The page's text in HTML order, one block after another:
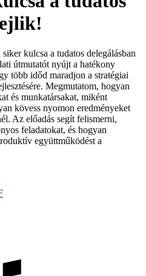
kulcsa a tudatos delegálásban
útmutatót nyújt a hatékony
több időd maradjon a stratégiai
Megmutatom, hogyan
és munkatársakat, miként
kövess nyomon eredményeket
Az előadás segít felismerni,
feladatokat, és hogyan
együttműködést a